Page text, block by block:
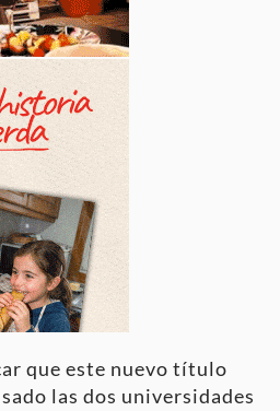
que este nuevo título
las dos universidades